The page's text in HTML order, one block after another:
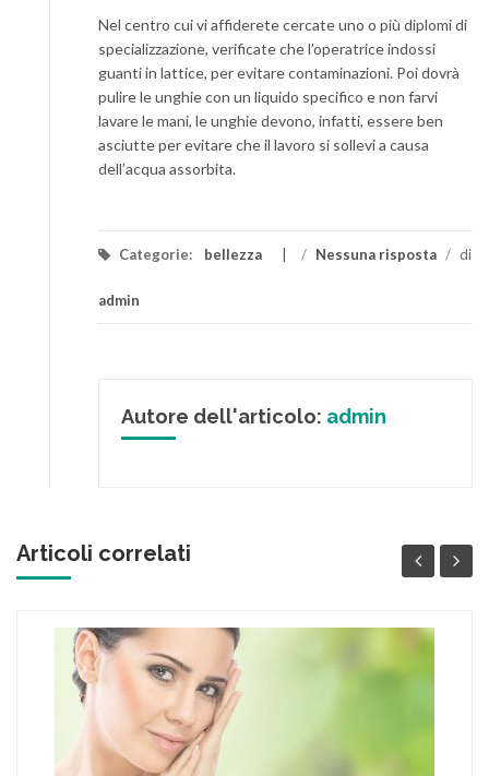
Nel centro cui vi affiderete cercate uno o più diplomi di
specializzazione, verificate che l’operatrice indossi
guanti in lattice, per evitare contaminazioni. Poi dovrà
pulire le unghie con un liquido specifico e non farvi
lavare le mani, le unghie devono, infatti, essere ben
asciutte per evitare che il lavoro si sollevi a causa
dell’acqua assorbita.
Categorie: bellezza / Nessuna risposta / di
admin
Autore dell'articolo: admin
Articoli correlati